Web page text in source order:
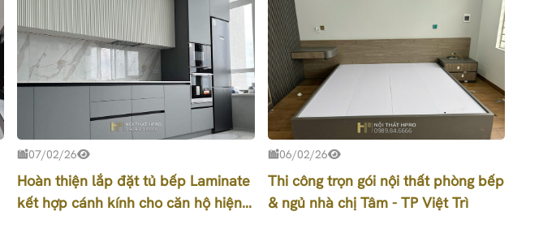
07/02/26
Hoàn thiện lắp đặt tủ bếp Laminate
kết hợp cánh kính cho căn hộ hiện
06/02/26
Thi công trọn gói nội thất phòng bếp
& ngủ nhà chị Tâm - TP Việt Trì